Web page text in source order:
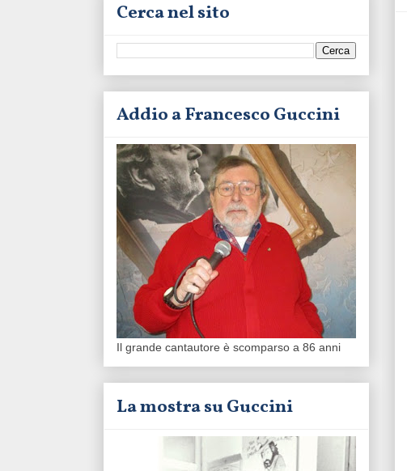
Cerca nel sito
Addio a Francesco Guccini
Il grande cantautore è scomparso a 86 anni
La mostra su Guccini